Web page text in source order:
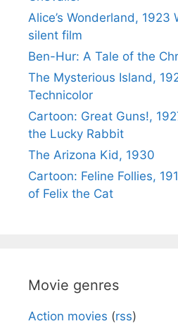
Alice’s Wonderland, 1923
silent film
Ben-Hur: A Tale of the
The Mysterious Island,
Technicolor
Cartoon: Great Guns!,
the Lucky Rabbit
The Arizona Kid, 1930
Cartoon: Feline Follies,
of Felix the Cat
Movie genres
Action movies (rss)